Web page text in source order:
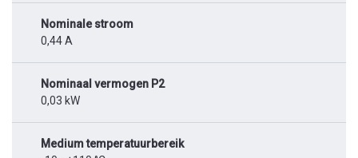
Nominale stroom
0,44 A
Nominaal vermogen P2
0,03 kW
Medium temperatuurbereik